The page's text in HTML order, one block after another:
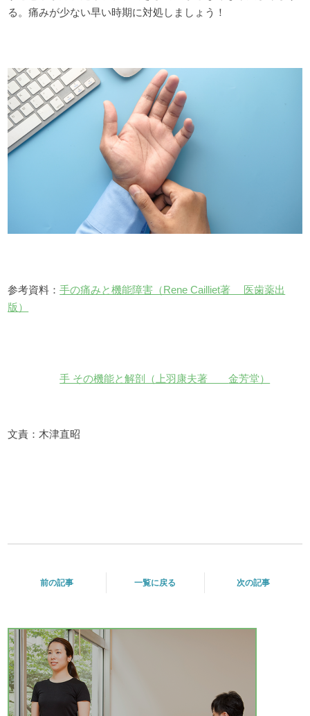
る。痛みが少ない早い時期に対処しましょう！
参考資料：手の痛みと機能障害（Rene Cailliet著 医歯薬出
版）
手 その機能と解剖（上羽康夫著金芳堂）
文責：木津直昭
前の記事 一覧に戻る 次の記事